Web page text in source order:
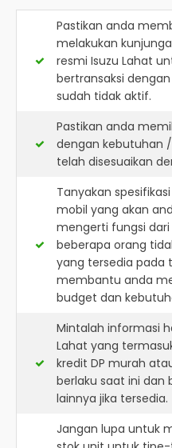
Pastikan anda
melakukan
resmi Isuzu Lahat
bertransaksi
sudah tidak aktif.
Pastikan anda
dengan kebutuhan
telah disesuaikan
Tanyakan
mobil yang akan
mengerti fungsi
beberapa orang
yang tersedia pada
membantu anda
budget dan
Mintalah informasi
Lahat yang
kredit DP murah
berlaku saat ini dan
lainnya jika tersedia.
Jangan lupa untuk